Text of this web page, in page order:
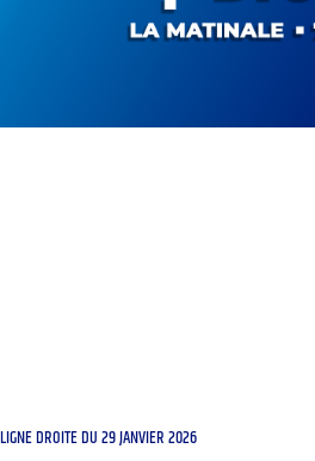
LIGNE DROITE DU 29 JANVIER 2026